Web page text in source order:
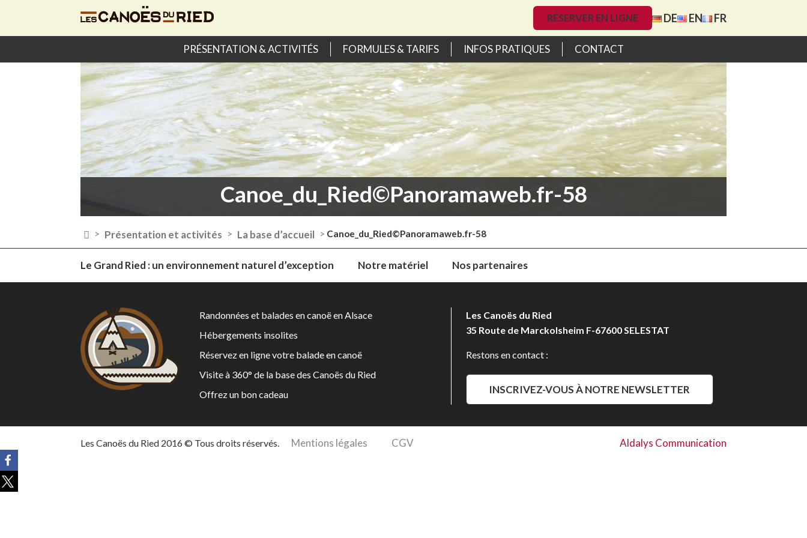
RÉSERVER EN LIGNE DE EN FR
PRÉSENTATION & ACTIVITÉS FORMULES & TARIFS INFOS PRATIQUES CONTACT
Canoe_du_Ried©Panoramaweb.fr-58
 > Présentation et activités > La base d’accueil > Canoe_du_Ried©Panoramaweb.fr-58
Le Grand Ried : un environnement naturel d’exception Notre matériel Nos partenaires
Randonnées et balades en canoë en Alsace
Hébergements insolites
Réservez en ligne votre balade en canoë
Visite à 360° de la base des Canoës du Ried
Offrez un bon cadeau
Les Canoës du Ried
35 Route de Marckolsheim F-67600 SELESTAT
Restons en contact :
INSCRIVEZ-VOUS À NOTRE NEWSLETTER
Aldalys Communication
Les Canoës du Ried 2016 © Tous droits réservés. Mentions légales CGV